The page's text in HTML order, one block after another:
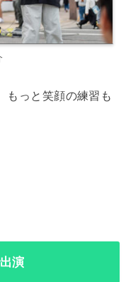
もっと笑顔の練習も
演